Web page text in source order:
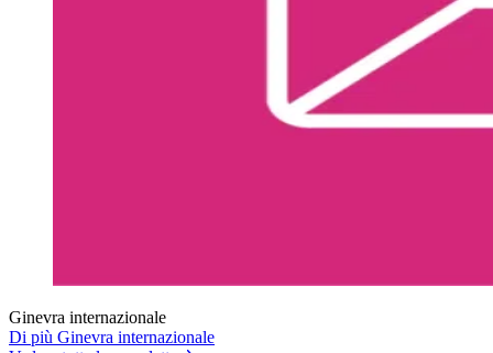
Ginevra internazionale
Di più Ginevra internazionale